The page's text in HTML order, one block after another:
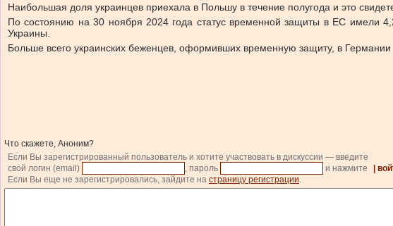
Наибольшая доля украинцев приехала в Польшу в течение полугода и это
По состоянию на 30 ноября 2024 года статус временной защиты в ЕС имели
Украины.
Больше всего украинских беженцев, оформивших временную защиту, в
Что скажете, Аноним?
Если Вы зарегистрированный пользователь и хотите участвовать в дискуссии — введите
свой логин (email)
, пароль и нажмите |
Если Вы еще не зарегистрировались, зайдите на страницу регистрации.